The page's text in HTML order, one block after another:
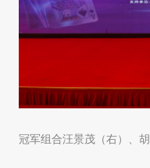
冠军组合汪景茂（右）、